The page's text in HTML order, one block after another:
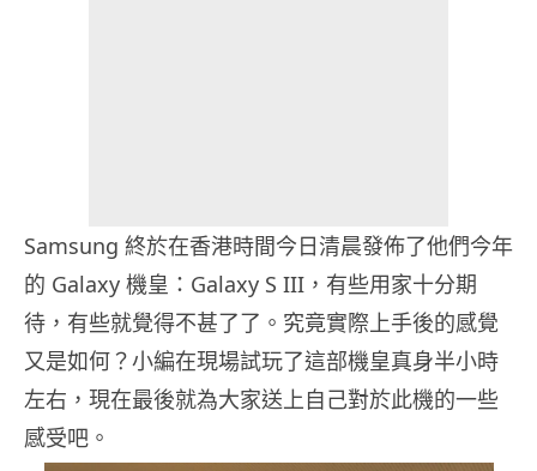
Samsung 終於在香港時間今日清晨發佈了他們今年
的 Galaxy 機皇：Galaxy S III，有些用家十分期
待，有些就覺得不甚了了。究竟實際上手後的感覺
又是如何？小編在現場試玩了這部機皇真身半小時
左右，現在最後就為大家送上自己對於此機的一些
感受吧。